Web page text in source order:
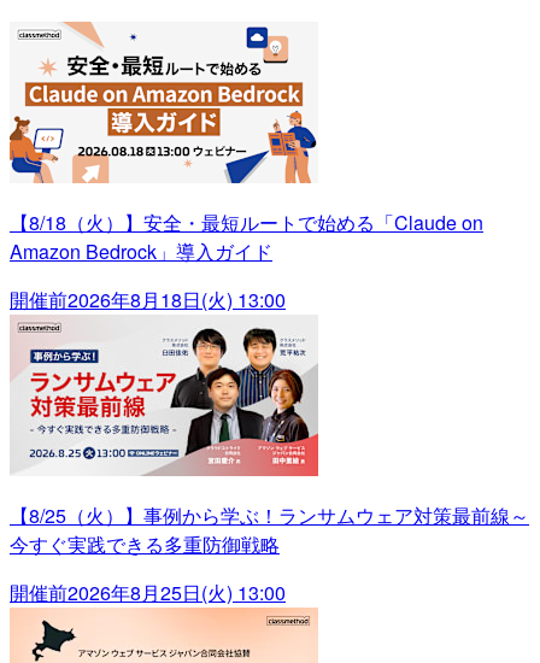
【8/18（火）】安全・最短ルートで始める「Claude on
Amazon Bedrock」導入ガイド
開催前2026年8月18日(火) 13:00
【8/25（火）】事例から学ぶ！ランサムウェア対策最前線～
今すぐ実践できる多重防御戦略
開催前2026年8月25日(火) 13:00